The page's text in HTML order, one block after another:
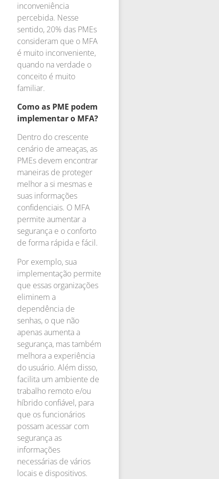
inconveniência
percebida. Nesse
sentido, 20% das PMEs
consideram que o MFA
é muito inconveniente,
quando na verdade o
conceito é muito
familiar.
Como as PME podem
implementar o MFA?
Dentro do crescente
cenário de ameaças, as
PMEs devem encontrar
maneiras de proteger
melhor a si mesmas e
suas informações
confidenciais. O MFA
permite aumentar a
segurança e o conforto
de forma rápida e fácil.
Por exemplo, sua
implementação permite
que essas organizações
eliminem a
dependência de
senhas, o que não
apenas aumenta a
segurança, mas também
melhora a experiência
do usuário. Além disso,
facilita um ambiente de
trabalho remoto e/ou
híbrido confiável, para
que os funcionários
possam acessar com
segurança as
informações
necessárias de vários
locais e dispositivos.